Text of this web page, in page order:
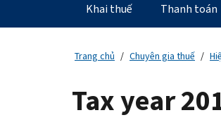
Điều
hướng
chính
Khai thuế Thanh toán
Trang chủ Chuyên gia thuế
Tax year